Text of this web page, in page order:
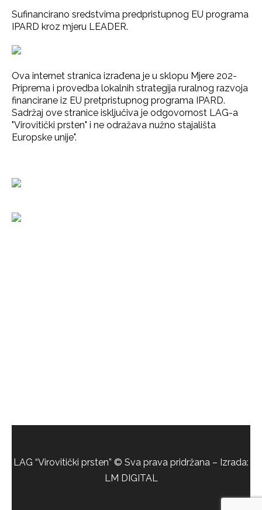
Sufinancirano sredstvima predpristupnog EU programa
IPARD kroz mjeru LEADER.
Ova internet stranica izrađena je u sklopu Mjere 202-
Priprema i provedba lokalnih strategija ruralnog razvoja
financirane iz EU pretpristupnog programa IPARD.
Sadržaj ove stranice isključiva je odgovornost LAG-a
"Virovitički prsten" i ne odražava nužno stajališta
Europske unije".
LAG “Virovitički prsten” © Sva prava pridržana – Izrada:
LM DIGITAL